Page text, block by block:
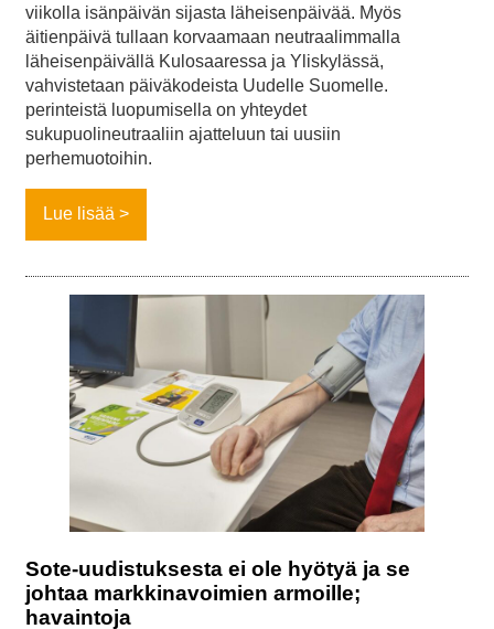
viikolla isänpäivän sijasta läheisenpäivää. Myös
äitienpäivä tullaan korvaamaan neutraalimmalla
läheisenpäivällä Kulosaaressa ja Yliskylässä,
vahvistetaan päiväkodeista Uudelle Suomelle.
perinteistä luopumisella on yhteydet
sukupuolineutraaliin ajatteluun tai uusiin
perhemuotoihin.
Lue lisää
Sote-uudistuksesta ei ole hyötyä ja se
johtaa markkinavoimien armoille;
havaintoja